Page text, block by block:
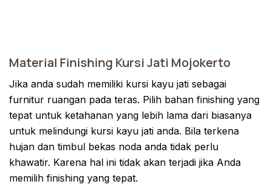
Material Finishing Kursi Jati Mojokerto
Jika anda sudah memiliki kursi kayu jati sebagai
furnitur ruangan pada teras. Pilih bahan finishing yang
tepat untuk ketahanan yang lebih lama dari biasanya
untuk melindungi kursi kayu jati anda. Bila terkena
hujan dan timbul bekas noda anda tidak perlu
khawatir. Karena hal ini tidak akan terjadi jika Anda
memilih finishing yang tepat.